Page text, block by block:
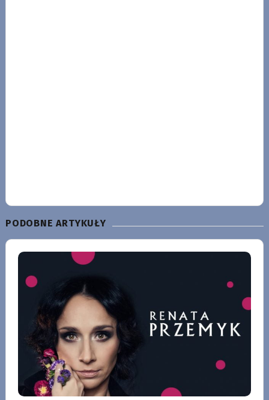
PODOBNE ARTYKUŁY